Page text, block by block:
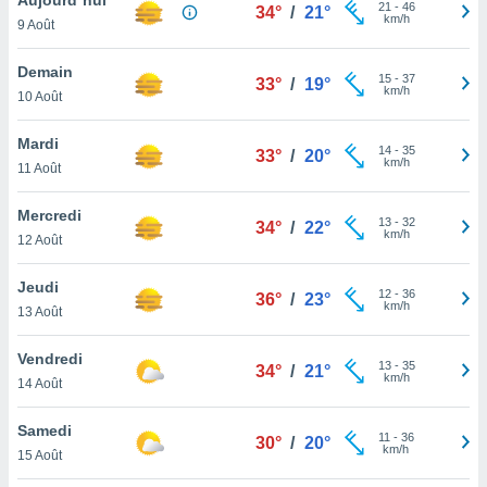
et
»,
au
vous
qu'ils
ou
le
ainsi
un
la
du
9 Août
34° / 21° 21 - 46
km/h
Demain
10 Août
33° / 19° 15- 37
km/h
Mardi
11 Août
33° / 20° 14- 35
km/h
Mercredi
12 Août
34° / 22° 13- 32
km/h
Jeudi
13 Août
36° / 23° 12- 36
km/h
Vendredi
14 Août
34° / 21° 13- 35
km/h
Samedi
15 Août
30° / 20° 11 - 36
km/h